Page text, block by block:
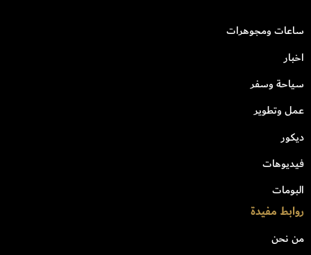
ساعات ومجوهرات
اخبار
سياحة وسفر
عمل وتطوير
ديكور
فيديوهات
البومات
روابط مفيدة
من نحن